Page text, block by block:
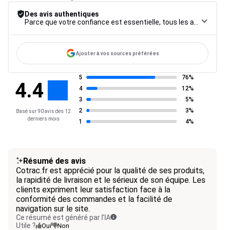
Des avis authentiques
Ajouter à vos sources préférées
4.4
Basé sur 90 avis des 12
derniers mois
5
76%
4
12%
3
5%
2
3%
1
4%
Résumé des avis
Cotrac.fr est apprécié pour la qualité de ses produits,
la rapidité de livraison et le sérieux de son équipe. Les
clients expriment leur satisfaction face à la
conformité des commandes et la facilité de
navigation sur le site.
Ce résumé est généré par l’IA
Utile ?
Oui Non